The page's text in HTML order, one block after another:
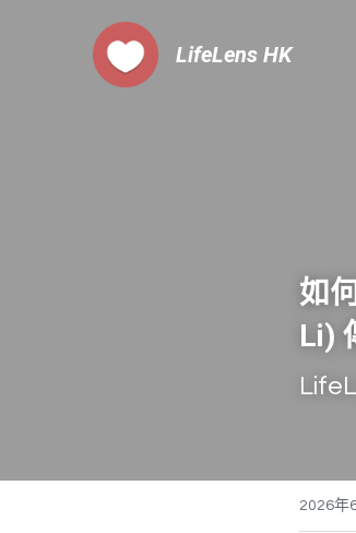
LifeLens HK
如
Li)
2026年